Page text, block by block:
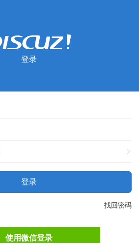
登录
登录
找回密码
使用微信登录